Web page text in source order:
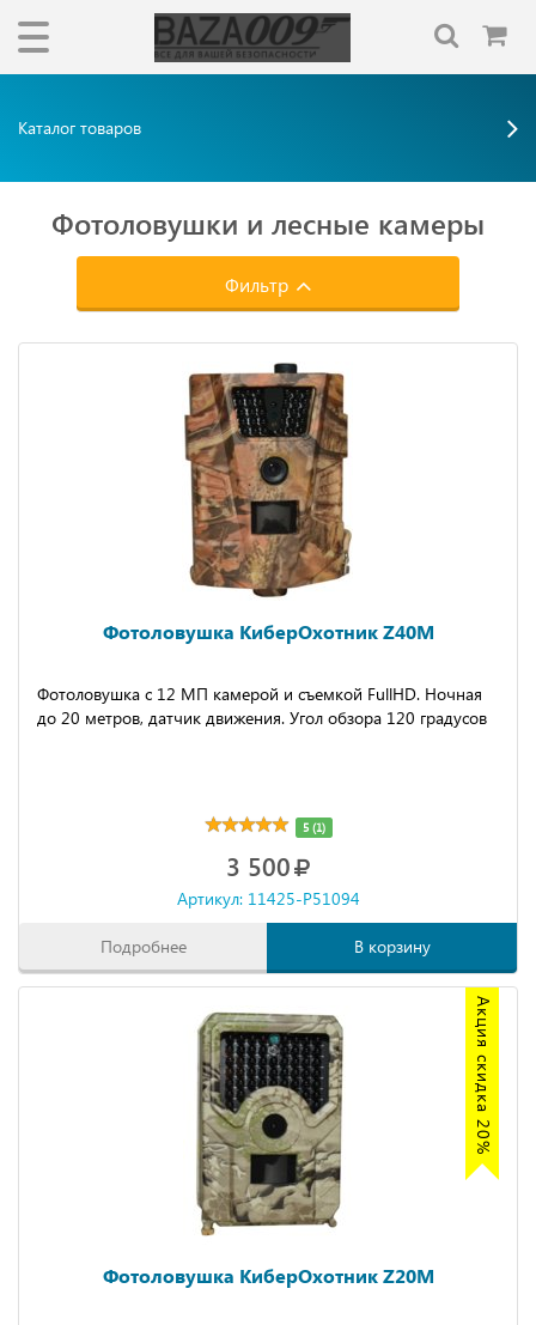
Каталог товаров
Фотоловушки и лесные камеры
Фильтр
Фотоловушка КиберОхотник Z40M
Фотоловушка с 12 МП камерой и съемкой FullHD. Ночная
до 20 метров, датчик движения. Угол обзора 120 градусов
5 (1)
3 500
Артикул: 11425-P51094
Подробнее В корзину
Акция скидка 20%
Фотоловушка КиберОхотник Z20M